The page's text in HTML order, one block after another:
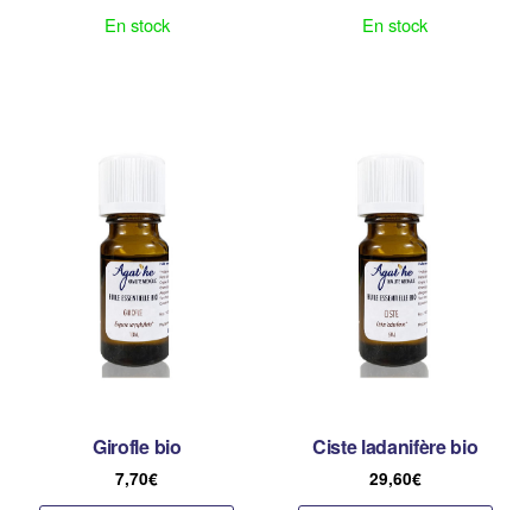
En stock En stock
Girofle bio
7,70€
Ciste ladanifère bio
29,60€